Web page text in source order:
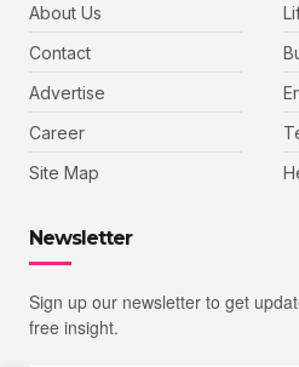
About Us
Contact
Advertise
Career
Site Map
Newsletter
Sign up our newsletter to get
free insight.